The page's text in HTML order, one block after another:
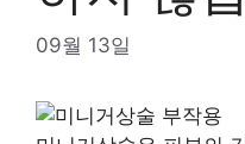
09월 13일